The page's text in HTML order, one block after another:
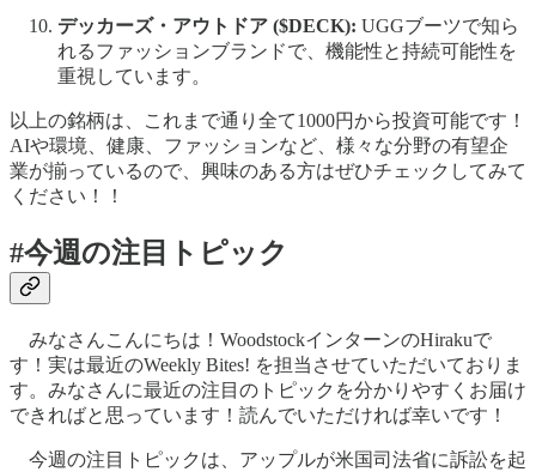
デッカーズ・アウトドア ($DECK): UGGブーツで知ら
れるファッションブランドで、機能性と持続可能性を
重視しています。
以上の銘柄は、これまで通り全て1000円から投資可能です！
AIや環境、健康、ファッションなど、様々な分野の有望企
業が揃っているので、興味のある方はぜひチェックしてみて
ください！！
#今週の注目トピック
みなさんこんにちは！WoodstockインターンのHirakuで
す！実は最近のWeekly Bites! を担当させていただいておりま
す。みなさんに最近の注目のトピックを分かりやすくお届け
できればと思っています！読んでいただければ幸いです！
今週の注目トピックは、アップルが米国司法省に訴訟を起